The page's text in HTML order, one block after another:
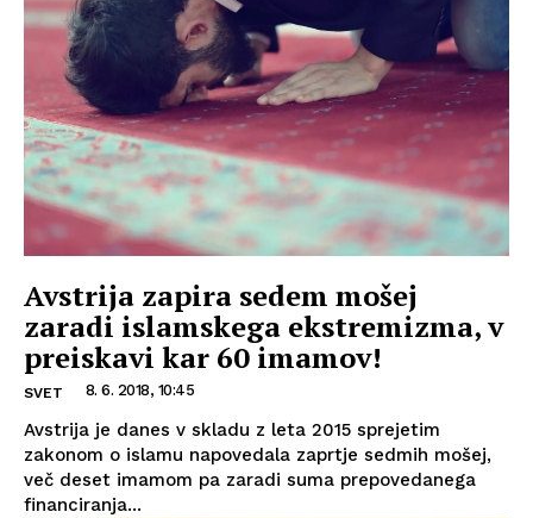
Avstrija zapira sedem mošej
zaradi islamskega ekstremizma, v
preiskavi kar 60 imamov!
SVET 8. 6. 2018, 10:45
Avstrija je danes v skladu z leta 2015 sprejetim
zakonom o islamu napovedala zaprtje sedmih mošej,
več deset imamom pa zaradi suma prepovedanega
financiranja...